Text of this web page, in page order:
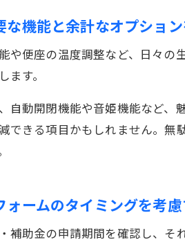
な機能と余計なオプショ
や便座の温度調整など、日々の
ます。
自動開閉機能や音姫機能など、
できる項目かもしれません。無
ォームのタイミングを考
補助金の申請期間を確認し、そ